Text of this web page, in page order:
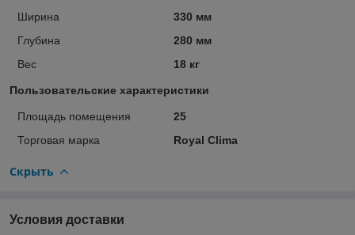
Ширина
330 мм
Глубина
280 мм
Вес
18 кг
Пользовательские характеристики
Площадь помещения
25
Торговая марка
Royal Clima
Скрыть
Условия доставки